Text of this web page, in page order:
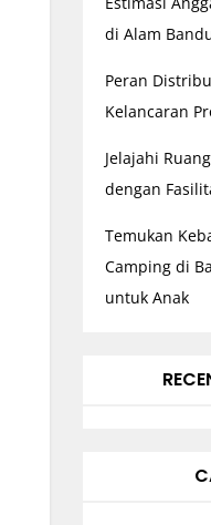
di Alam
Peran
Kelancaran
Jelajahi
dengan
Temukan
Camping di
untuk Anak